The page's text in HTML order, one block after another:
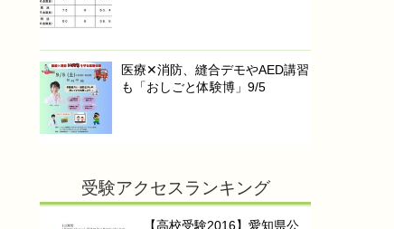
医療✕消防、縫合デモやAED講習
も「おしごと体験博」9/5
受験アクセスランキング
【高校受験2016】愛知県公